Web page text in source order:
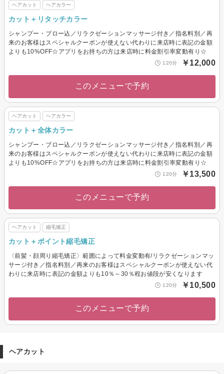
ヘアカット ヘアカラー
カット＋リタッチカラー
シャンプー・ブロー込／リラクゼーションマッサージ付き／指名料別／再
来のお客様はスペシャルクーポンが使えない代わりに来店時に表記の金額
よりも10%OFF☆アプリをお持ちの方は来店時に料金割引率変動有り☆
120分 ￥12,000
このメニューで予約
ヘアカット ヘアカラー
カット＋全体カラー
シャンプー・ブロー込／リラクゼーションマッサージ付き／指名料別／再
来のお客様はスペシャルクーポンが使えない代わりに来店時に表記の金額
よりも10%OFF☆アプリをお持ちの方は来店時に料金割引率変動有り☆
120分 ￥13,500
このメニューで予約
ヘアカット 縮毛矯正
カット＋ポイント縮毛矯正
〈前髪・顔周り縮毛矯正〉範囲によって料金変動有/リラクゼーションマッ
サージ付き／指名料別／再来のお客様はスペシャルクーポンが使えない代
わりに来店時に表記の金額よりも10％～30％程お値段が安くなります
120分 ￥10,500
このメニューで予約
ヘアカット